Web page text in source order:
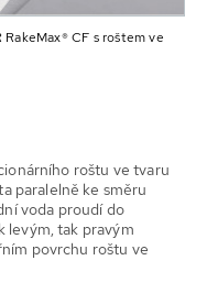
CF s roštem ve
roštu ve tvaru
paralelně ke směru
voda proudí do
levým, tak pravým
povrchu roštu ve